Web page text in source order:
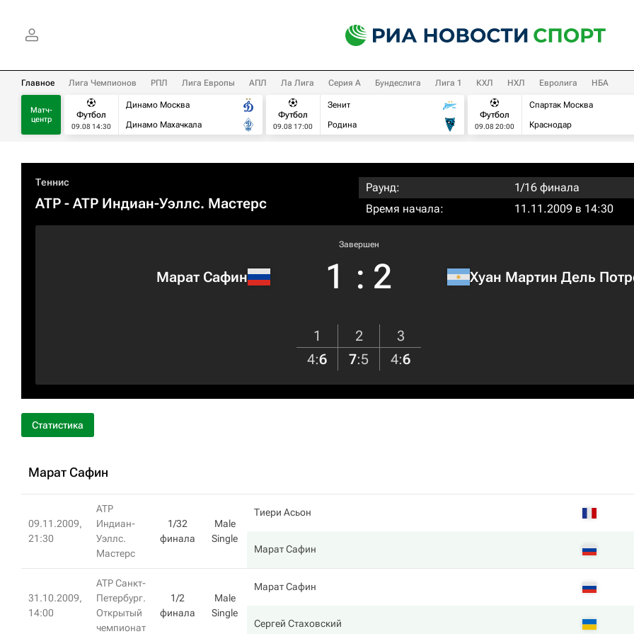
Главное Лига Чемпионов РПЛ Лига Европы АПЛ Ла Лига Серия А Бундеслига Лига 1 КХЛ НХЛ Евролига НБА
Матч-
центр
Футбол
09.08 14:30
Динамо Москва
Динамо Махачкала
Футбол
09.08 17:00
Зенит
Родина
Футбол
09.08 20:00
Спартак Москва
Краснодар
Теннис
ATP - ATP Индиан-Уэллс. Мастерс
Раунд:
1/16 финала
Время начала:
11.11.2009 в 14:30
Марат Сафин
Завершен
1 : 2 Хуан Мартин Дель
1 2
3
4:6 7:5 4:6
Статистика
Марат Сафин
09.11.2009,
21:30
ATP
Индиан-
Уэллс.
Мастерс
1/32
финала
Male
Single
Тиери Асьон
Марат Сафин
31.10.2009,
14:00
ATP Санкт-
Петербург.
Открытый
чемпионат
1/2
финала
Male
Single
Марат Сафин
Сергей Стаховский